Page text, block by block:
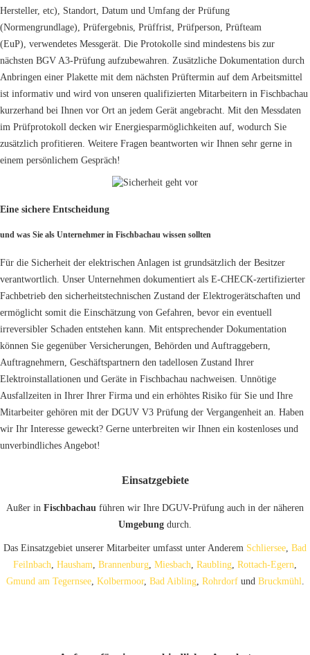
Hersteller, etc), Standort, Datum und Umfang der Prüfung
(Normengrundlage), Prüfergebnis, Prüffrist, Prüfperson, Prüfteam
(EuP), verwendetes Messgerät. Die Protokolle sind mindestens bis zur
nächsten BGV A3-Prüfung aufzubewahren. Zusätzliche Dokumentation durch
Anbringen einer Plakette mit dem nächsten Prüftermin auf dem Arbeitsmittel
ist informativ und wird von unseren qualifizierten Mitarbeitern in Fischbachau
kurzerhand bei Ihnen vor Ort an jedem Gerät angebracht. Mit den Messdaten
im Prüfprotokoll decken wir Energiesparmöglichkeiten auf, wodurch Sie
zusätzlich profitieren. Weitere Fragen beantworten wir Ihnen sehr gerne in
einem persönlichem Gespräch!
Eine sichere Entscheidung
und was Sie als Unternehmer in Fischbachau wissen sollten
Für die Sicherheit der elektrischen Anlagen ist grundsätzlich der Besitzer
verantwortlich. Unser Unternehmen dokumentiert als E-CHECK-zertifizierter
Fachbetrieb den sicherheitstechnischen Zustand der Elektrogerätschaften und
ermöglicht somit die Einschätzung von Gefahren, bevor ein eventuell
irreversibler Schaden entstehen kann. Mit entsprechender Dokumentation
können Sie gegenüber Versicherungen, Behörden und Auftraggebern,
Auftragnehmern, Geschäftspartnern den tadellosen Zustand Ihrer
Elektroinstallationen und Geräte in Fischbachau nachweisen. Unnötige
Ausfallzeiten in Ihrer Ihrer Firma und ein erhöhtes Risiko für Sie und Ihre
Mitarbeiter gehören mit der DGUV V3 Prüfung der Vergangenheit an. Haben
wir Ihr Interesse geweckt? Gerne unterbreiten wir Ihnen ein kostenloses und
unverbindliches Angebot!
Einsatzgebiete
Außer in Fischbachau führen wir Ihre DGUV-Prüfung auch in der näheren
Umgebung durch.
Das Einsatzgebiet unserer Mitarbeiter umfasst unter Anderem Schliersee Bad
Feilnbach Hausham Brannenburg Miesbach Raubling Rottach-Egern
Gmund am Tegernsee, Kolbermoor, Bad Aibling, Rohrdorfund Bruckmühl